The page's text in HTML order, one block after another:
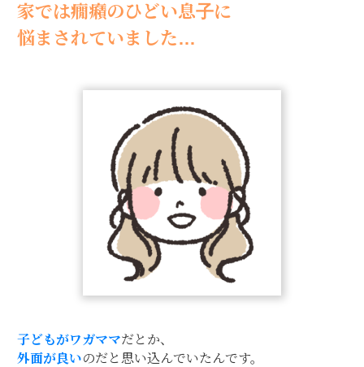
家では癇癪のひどい息子に
悩まされていました…
子どもがワガママだとか、
外面が良いのだと思い込んでいたんです。